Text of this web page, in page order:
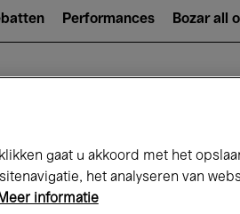
Performances Bozar all
gaat u akkoord met het
het analyseren van
Meer informatie